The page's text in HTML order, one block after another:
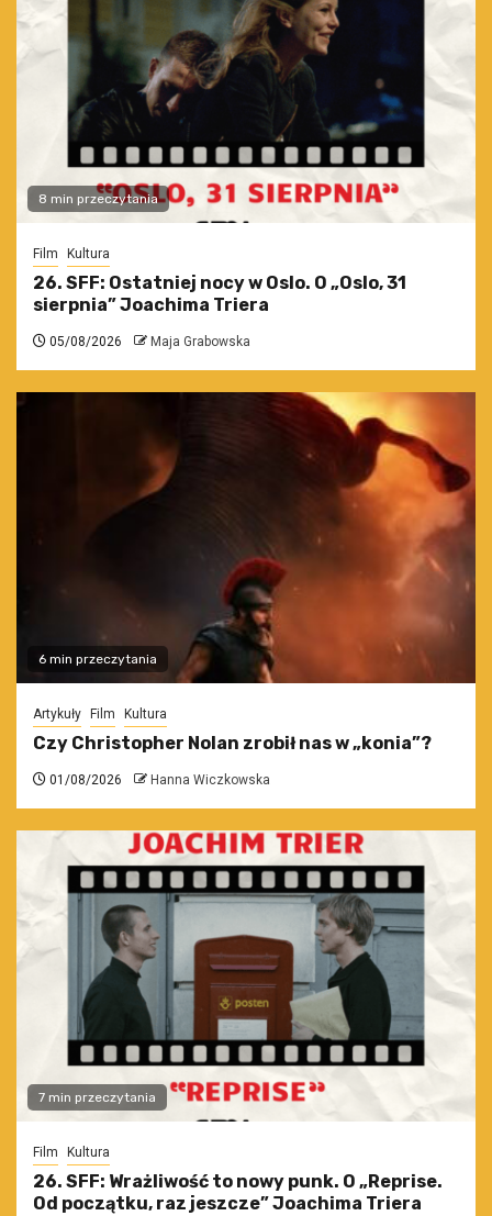
8 min przeczytania
Film Kultura
26. SFF: Ostatniej nocy w Oslo. O „Oslo, 31
sierpnia” Joachima Triera
05/08/2026 Maja Grabowska
6 min przeczytania
Artykuły Film Kultura
Czy Christopher Nolan zrobił nas w „konia”?
01/08/2026 Hanna Wiczkowska
7 min przeczytania
Film Kultura
26. SFF: Wrażliwość to nowy punk. O „Reprise.
Od początku, raz jeszcze” Joachima Triera